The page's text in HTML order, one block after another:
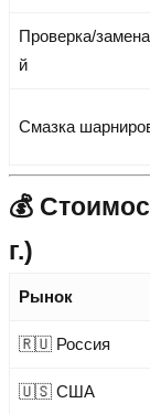
Проверка/
й
Смазка
💰
г.)
Рынок
🇷🇺 Россия
🇺🇸 США